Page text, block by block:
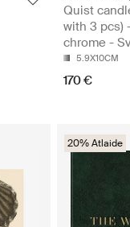
Quist
with 3 pcs)
chrome -
5.9X10CM
170 €
20% Atlaide